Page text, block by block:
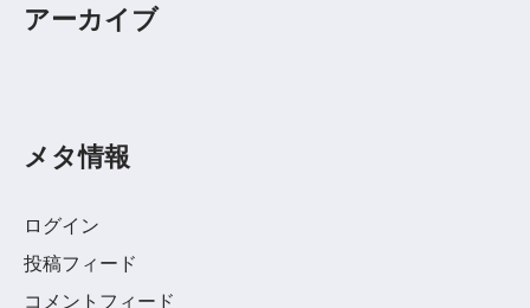
アーカイブ
メタ情報
ログイン
投稿フィード
コメントフィード